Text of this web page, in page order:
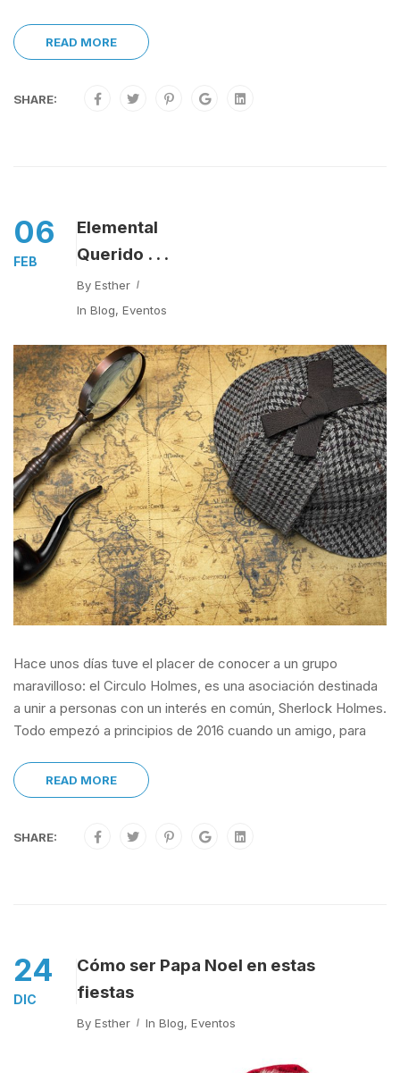
READ MORE
SHARE:
06
FEB
Elemental
Querido . . .
By Esther
In Blog, Eventos
Hace unos días tuve el placer de conocer a un grupo
maravilloso: el Circulo Holmes, es una asociación destinada
a unir a personas con un interés en común, Sherlock Holmes.
Todo empezó a principios de 2016 cuando un amigo, para
READ MORE
SHARE:
24
DIC
Cómo ser Papa Noel en estas
fiestas
By Esther In Blog, Eventos